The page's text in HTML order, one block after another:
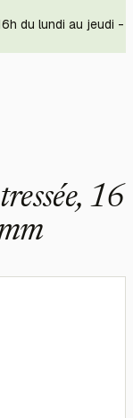
du lundi au jeudi -
16